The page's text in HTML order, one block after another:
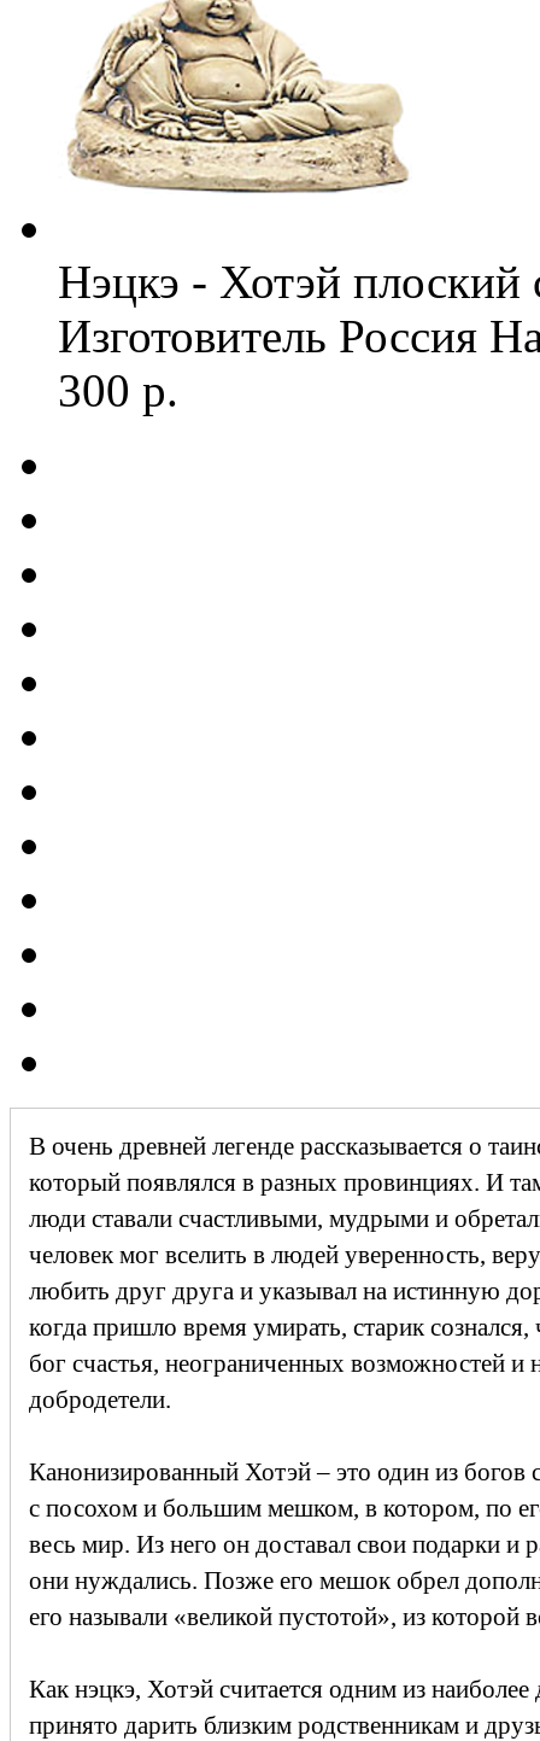
Нэцкэ - Хотэй плоский
Изготовитель Россия
300 р.
В очень древней легенде рассказывается о
который появлялся в разных провинциях. И
люди ставали счастливыми, мудрыми и
человек мог вселить в людей уверенность,
любить друг друга и указывал на истинную
когда пришло время умирать, старик
бог счастья, неограниченных возможностей и
добродетели.
Канонизированный Хотэй – это один из богов
с посохом и большим мешком, в котором, по
весь мир. Из него он доставал свои подарки и
они нуждались. Позже его мешок обрел
его называли «великой пустотой», из которой
Как нэцкэ, Хотэй считается одним из
принято дарить близким родственникам и